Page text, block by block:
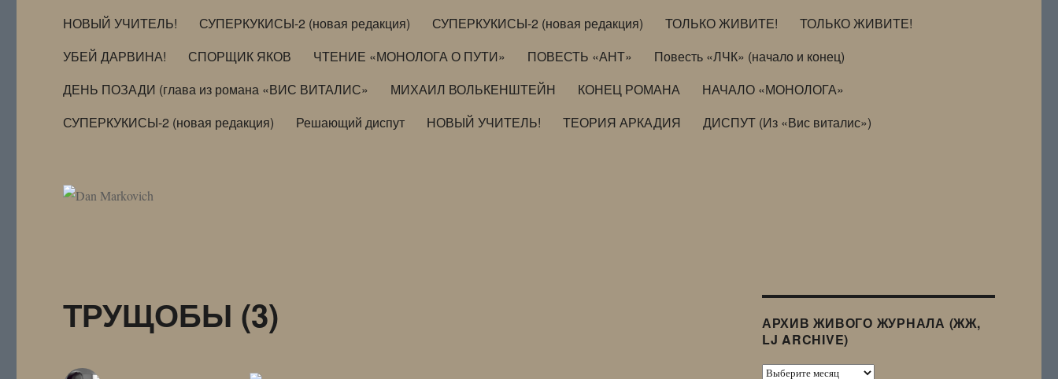
НОВЫЙ УЧИТЕЛЬ!
СУПЕРКУКИСЫ-2 (новая редакция) СУПЕРКУКИСЫ-2 (новая редакция) ТОЛЬКО ЖИВИТЕ!
ТОЛЬКО ЖИВИТЕ!
УБЕЙ ДАРВИНА!
СПОРЩИК ЯКОВ ЧТЕНИЕ «МОНОЛОГА О ПУТИ» ПОВЕСТЬ «АНТ»
Повесть «ЛЧК» (начало и конец)
ДЕНЬ ПОЗАДИ (глава из романа «ВИС ВИТАЛИС»
МИХАИЛ ВОЛЬКЕНШТЕЙН КОНЕЦ РОМАНА
НАЧАЛО «МОНОЛОГА»
СУПЕРКУКИСЫ-2 (новая редакция)
Решающий диспут НОВЫЙ УЧИТЕЛЬ! ТЕОРИЯ АРКАДИЯ ДИСПУТ (Из «Вис виталис»)
ТРУЩОБЫ (3)
АРХИВ ЖИВОГО ЖУРНАЛА (ЖЖ,
LJ ARCHIVE)
Архив